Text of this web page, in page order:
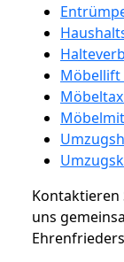
Möbellift
Kontaktieren
uns